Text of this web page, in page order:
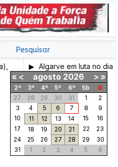
Pesquisar
Algarve em luta no dia 7
« < agosto 2026 > »
2ª 3ª 4ª 5ª 6ª Sb
D
27
28 29 30 31 1
2
3
4 5 6 7 8
9
10
11 12 13 14 15
16
17
18 19 20 21 22
23
24
25 26 27 28 29
30
31
1 2 3 4 5 6